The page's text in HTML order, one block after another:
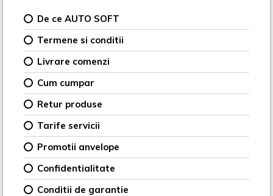
De ce AUTO SOFT
Termene si conditii
Livrare comenzi
Cum cumpar
Retur produse
Tarife servicii
Promotii anvelope
Confidentialitate
Conditii de garantie